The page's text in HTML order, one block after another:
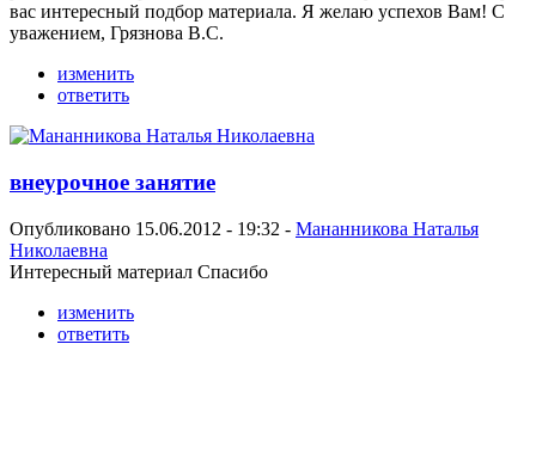
вас интересный подбор материала. Я желаю успехов Вам! С
уважением, Грязнова В.С.
изменить
ответить
внеурочное занятие
Опубликовано 15.06.2012 - 19:32 - Мананникова Наталья
Николаевна
Интересный материал Спасибо
изменить
ответить